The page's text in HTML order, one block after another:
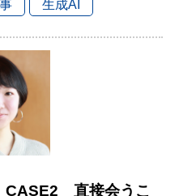
生成AI
CASE2 直接会うこ